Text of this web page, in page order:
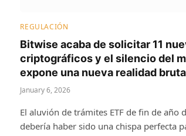
REGULACIÓN
Bitwise acaba de solicitar 11
criptográficos y el silencio del
expone una nueva realidad
January 6, 2026
El aluvión de trámites ETF de fin de año
debería haber sido una chispa perfecta